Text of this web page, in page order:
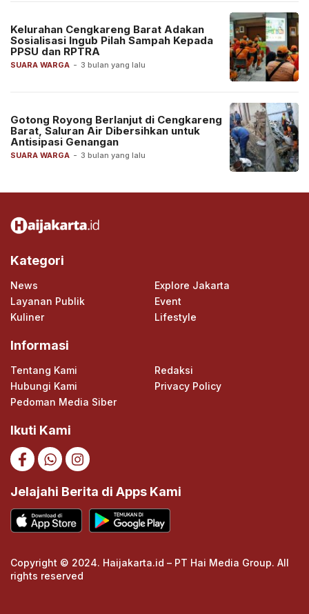
SUARA WARGA - 3 bulan yang lalu
Kelurahan Cengkareng Barat Adakan
Sosialisasi Ingub Pilah Sampah Kepada
PPSU dan RPTRA
SUARA WARGA - 3 bulan yang lalu
Gotong Royong Berlanjut di Cengkareng
Barat, Saluran Air Dibersihkan untuk
Antisipasi Genangan
Kategori
News
Explore Jakarta
Layanan Publik
Event
Kuliner
Lifestyle
Informasi
Tentang Kami
Redaksi
Hubungi Kami
Privacy Policy
Pedoman Media Siber
Ikuti Kami
Jelajahi Berita di Apps Kami
Copyright © 2024. Haijakarta.id – PT Hai Media Group. All
rights reserved